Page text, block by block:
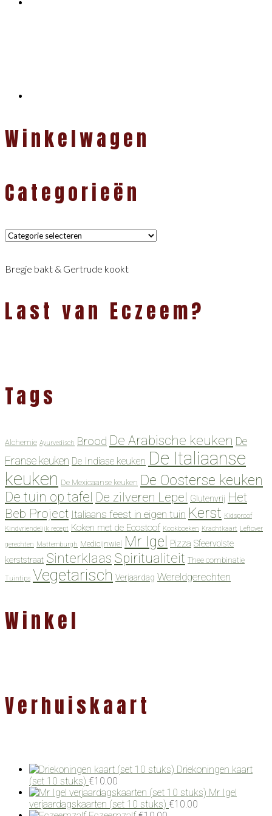
Winkelwagen
Categorieën
Categorieën
Bregje bakt & Gertrude kookt
Last van Eczeem?
Tags
Alchemie Ayurvedisch Brood De Arabische keuken De
Franse keuken De Indiase keuken De Italiaanse
keuken De Mexicaanse keuken De Oosterse keuken
De tuin op tafel De zilveren Lepel Glutenvrij Het
Beb Project Italiaans feest in eigen tuin Kerst Kidsproof
Kindvriendelijk recept Koken met de Ecostoof Kookboeken Krachtkaart Leftover
gerechten Mattemburgh Medicijnwiel Mr Igel Pizza Sfeervolste
kerststraat Sinterklaas Spiritualiteit Thee combinatie
Tuintips Vegetarisch Verjaardag Wereldgerechten
Winkel
Verhuiskaart
Driekoningen kaart
(set 10 stuks) €10.00
Mr Igel
verjaardagskaarten (set 10 stuks) €10.00